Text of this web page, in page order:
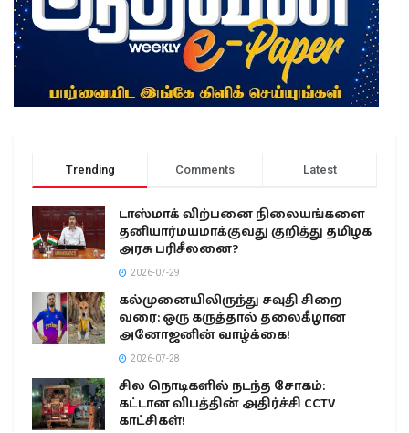
Trending Comments Latest
டாஸ்மாக் விற்பனை நிலையங்களை
தனியார்மயமாக்குவது குறித்து தமிழக
அரசு பரிசீலனை?
2026-07-29
கல்முனையிலிருந்து சவுதி சிறை
வரை: ஒரு கருத்தால் தலைகீழான
அனோஜனின் வாழ்க்கை!
2026-07-28
சில நொடிகளில் நடந்த சோகம்:
கட்டான விபத்தின் அதிர்ச்சி CCTV
காட்சிகள்!